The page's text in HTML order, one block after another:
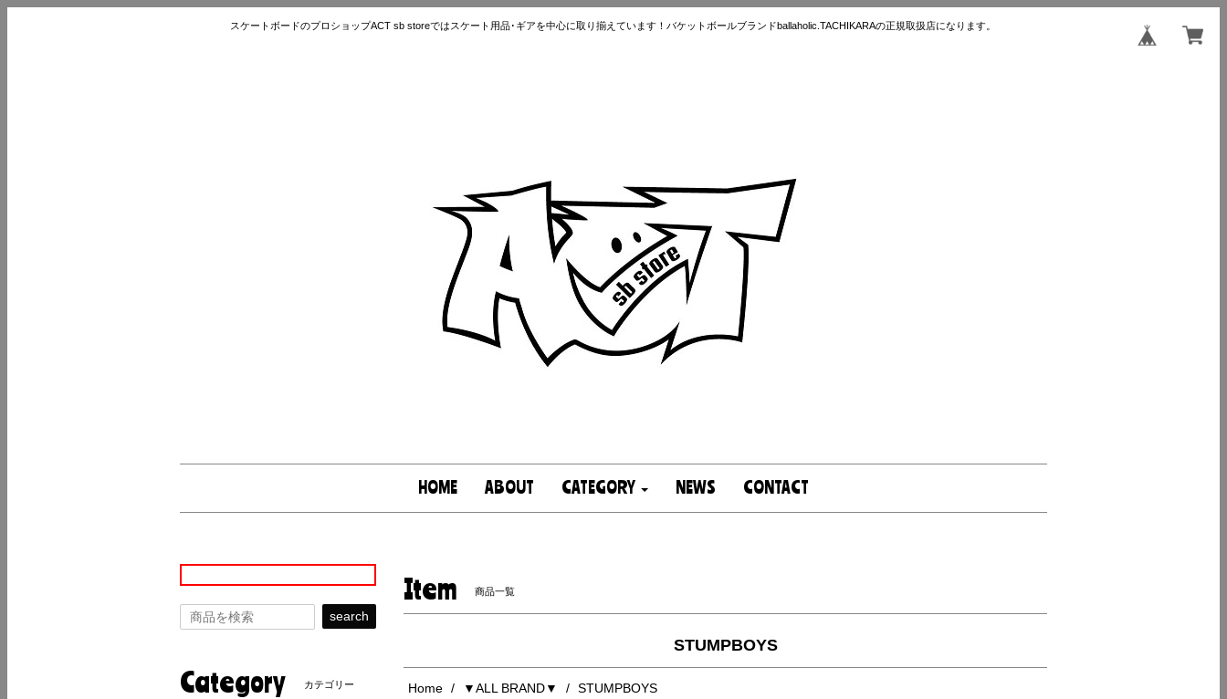
スケートボードのプロショップACT sb storeではスケート用品･ギアを中心に取り揃えています！バケットボールブランドballaholic.TACHIKARAの正規取扱店になります。
HOME ABOUT CATEGORY NEWS CONTACT
Item 商品一覧
STUMPBOYS
Home ▼ALL BRAND▼ STUMPBOYS
search
Category カテゴリー